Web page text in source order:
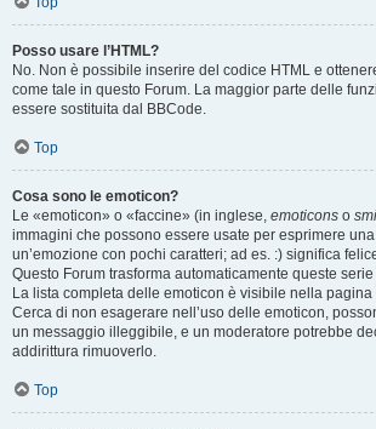
Posso usare l’HTML?
No. Non è possibile inserire del codice HTML e
come tale in questo Forum. La maggior parte delle
essere sostituita dal BBCode.
Top
Cosa sono le emoticon?
Le «emoticon» o «faccine» (in inglese, emoticons o
immagini che possono essere usate per esprimere
un’emozione con pochi caratteri; ad es. :) significa
Questo Forum trasforma automaticamente queste
La lista completa delle emoticon è visibile nella
Cerca di non esagerare nell’uso delle emoticon,
un messaggio illeggibile, e un moderatore potrebbe
addirittura rimuoverlo.
Top